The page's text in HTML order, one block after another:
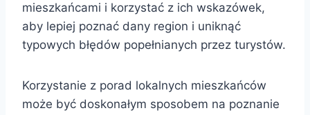
mieszkańcami i korzystać z ich wskazówek,
aby lepiej poznać dany region i uniknąć
typowych błędów popełnianych przez turystów.
Korzystanie z porad lokalnych mieszkańców
może być doskonałym sposobem na poznanie